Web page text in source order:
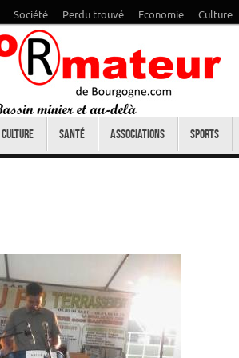
Société Perdu trouvé Economie Culture
Culture Santé Associations Sports